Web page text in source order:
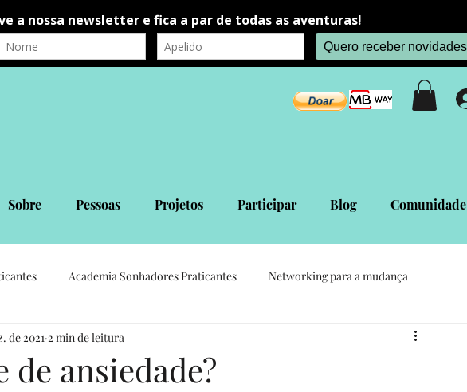
Sobre Pessoas Projetos Participar Blog Comunidade
Academia Sonhadores Praticantes Networking para a mudança
autoconhecimento
de ansiedade?
de 2021 2 min de leitura